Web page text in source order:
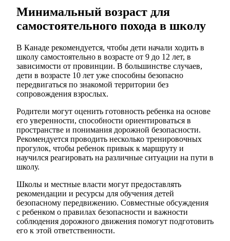
Минимальный возраст для
самостоятельного похода в школу
В Канаде рекомендуется, чтобы дети начали ходить в
школу самостоятельно в возрасте от 9 до 12 лет, в
зависимости от провинции. В большинстве случаев,
дети в возрасте 10 лет уже способны безопасно
передвигаться по знакомой территории без
сопровождения взрослых.
Родители могут оценить готовность ребенка на основе
его уверенности, способности ориентироваться в
пространстве и понимания дорожной безопасности.
Рекомендуется проводить несколько тренировочных
прогулок, чтобы ребенок привык к маршруту и
научился реагировать на различные ситуации на пути в
школу.
Школы и местные власти могут предоставлять
рекомендации и ресурсы для обучения детей
безопасному передвижению. Совместные обсуждения
с ребенком о правилах безопасности и важности
соблюдения дорожного движения помогут подготовить
его к этой ответственности.